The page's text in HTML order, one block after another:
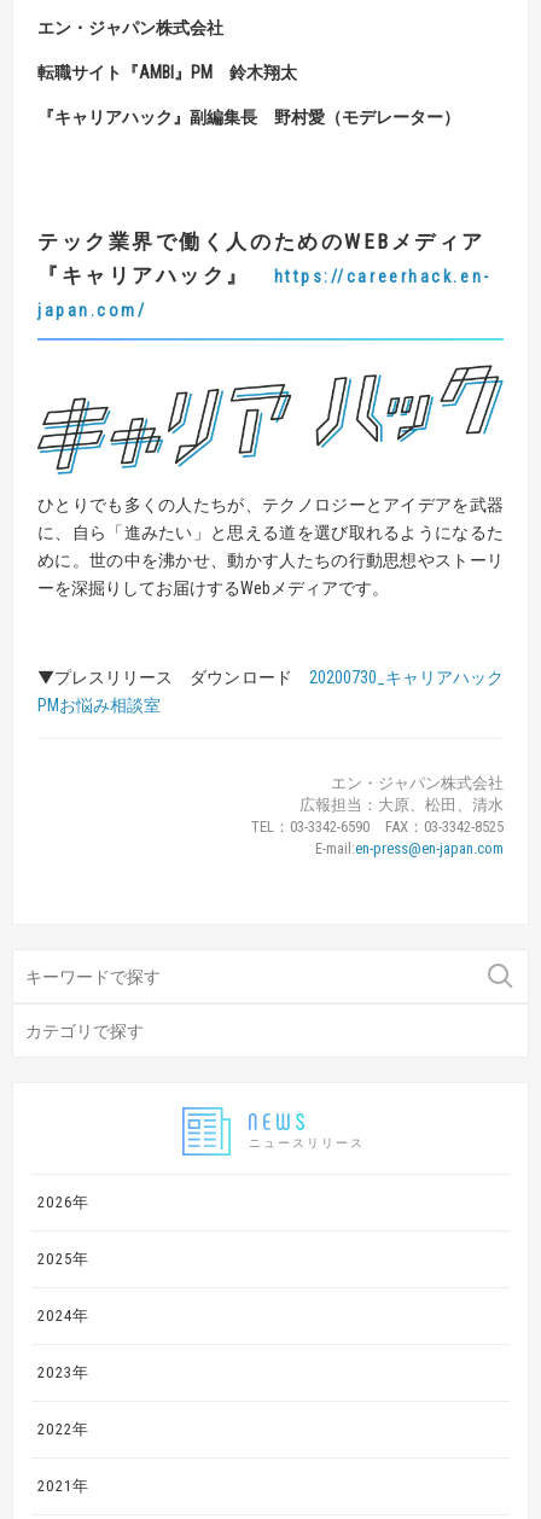
ニュースリリース
2026年
2025年
2024年
2023年
2022年
2021年
エン・ジャパン株式会社
転職サイト『AMBI』PM 鈴木翔太
『キャリアハック』副編集長 野村愛（モデレーター）
テック業界で働く人のためのWEB メディア
『 キャリアハック 』
https://careerhack.en-
japan.com/
ひとりでも多くの人たちが、テクノロジーとアイデアを武器
に、自ら「進みたい」と思える道を選び取れるようになるた
めに。世の中を沸かせ、動かす人たちの行動思想やストーリ
ーを深掘りしてお届けするWebメディアです。
▼プレスリリース ダウンロード 20200730_キャリアハック
PMお悩み相談室
エン・ジャパン株式会社
広報担当：大原、松田、清水
TEL：03-3342-6590 FAX：03-3342-8525
E-mail:en-press@en-japan.com